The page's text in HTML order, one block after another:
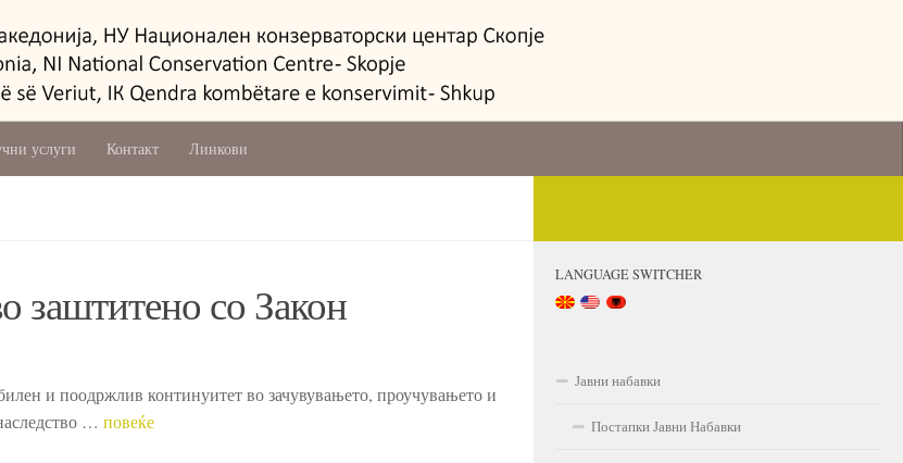
услуги Контакт Линкови
заштитено со Закон
и поодржлив континуитет во зачувувањето, проучувањето и
… повеќе
LANGUAGE SWITCHER
Јавни набавки
Постапки Јавни Набавки